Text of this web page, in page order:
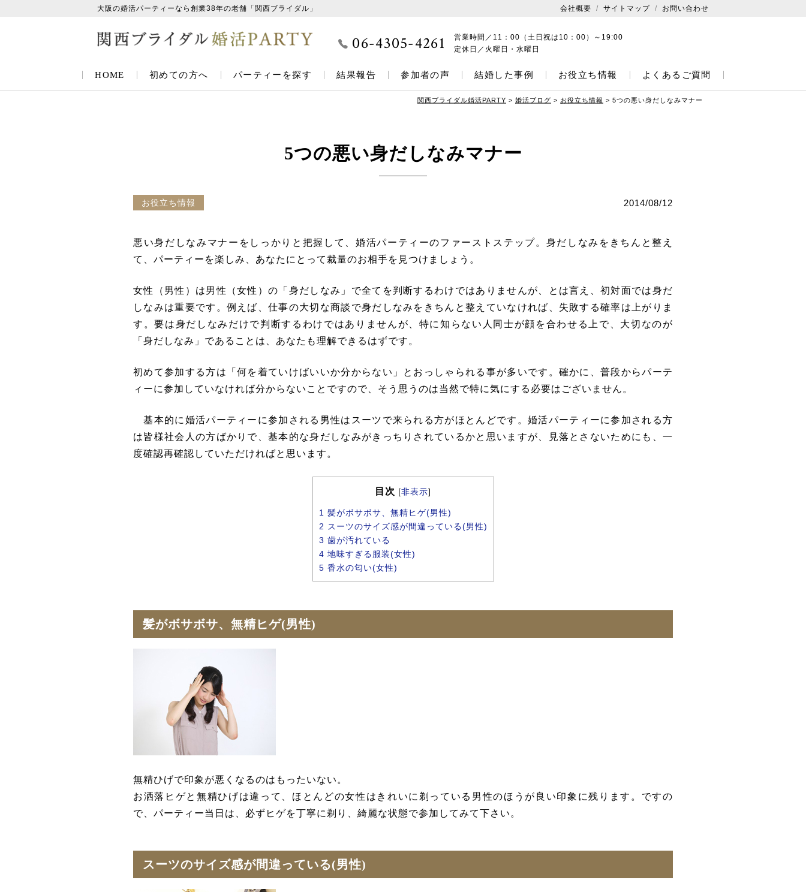
大阪の婚活パーティーなら創業38年の老舗「関西ブライダル」 会社概要 サイトマップ お問い合わせ
06-4305-4261 営業時間／ 11：00（土日祝は10：00）～19:00
定休日／ 火曜日・水曜日
HOME 初めての方へ パーティーを探す 結果報告 参加者の声 結婚した事例 お役立ち情報 よくあるご質問
関西ブライダル婚活PARTY > 婚活ブログ > お役立ち情報 > 5つの悪い身だしなみマナー
5つの悪い身だしなみマナー
お役立ち情報 2014/08/12
悪い身だしなみマナーをしっかりと把握して、婚活パーティーのファーストステップ。身だしなみをきちんと整え
て、パーティーを楽しみ、あなたにとって裁量のお相手を見つけましょう。
女性（男性）は男性（女性）の「身だしなみ」で全てを判断するわけではありませんが、とは言え、初対面では身だ
しなみは重要です 。例えば、仕事の大切な商談で身だしなみをきちんと整えていなければ、失敗する確率は上がりま
す。要は身だしなみだけで判断するわけではありませんが、特に知らない人同士が顔を合わせる上で、大切なのが
「身だしなみ」であることは、あなたも理解できるはずです。
初めて参加する方は「何を着ていけばいいか分からない」とおっしゃられる事が多いです。確かに、普段からパーテ
ィーに参加していなければ分からないことですので、そう思うのは当然で特に気にする必要はございません。
基本的に婚活パーティーに参加される男性はスーツで来られる方がほとんどです。 婚活パーティーに参加される方
は皆様社会人の方ばかりで、基本的な身だしなみがきっちりされているかと思いますが、見落とさないためにも、一
度確認再確認していただければと思います。
目次 [非表示]
1 髪がボサボサ、無精ヒゲ(男性)
2 スーツのサイズ感が間違っている(男性)
3 歯が汚れている
4 地味すぎる服装(女性)
5 香水の匂い(女性)
髪がボサボサ、無精ヒゲ(男性)
無精ひげで印象が悪くなるのはもったいない。
お洒落ヒゲと無精ひげは違って、 ほとんどの女性はきれいに剃っている男性のほうが良い印象に残ります。 ですの
で、パーティー当日は、必ずヒゲを丁寧に剃り、綺麗な状態で参加してみて下さい。
スーツのサイズ感が間違っている(男性)